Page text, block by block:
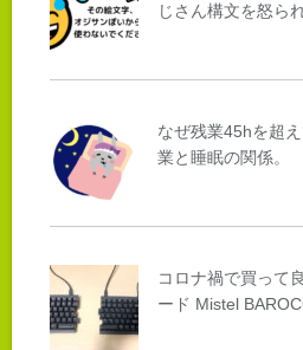
じさん構文を怒ら
なぜ残業45hを超
業と睡眠の関係。
コロナ禍で買って
ード Mistel